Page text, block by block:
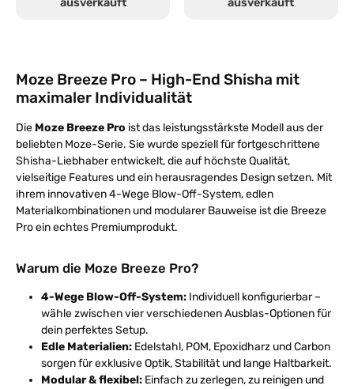
ausverkauft ausverkauft
Moze Breeze Pro – High-End Shisha mit
maximaler Individualität
Die Moze Breeze Pro ist das leistungsstärkste Modell aus der
beliebten Moze-Serie. Sie wurde speziell für fortgeschrittene
Shisha-Liebhaber entwickelt, die auf höchste Qualität,
vielseitige Features und ein herausragendes Design setzen. Mit
ihrem innovativen 4-Wege Blow-Off-System, edlen
Materialkombinationen und modularer Bauweise ist die Breeze
Pro ein echtes Premiumprodukt.
Warum die Moze Breeze Pro?
4-Wege Blow-Off-System: Individuell konfigurierbar –
wähle zwischen vier verschiedenen Ausblas-Optionen für
dein perfektes Setup.
Edle Materialien: Edelstahl, POM, Epoxidharz und Carbon
sorgen für exklusive Optik, Stabilität und lange Haltbarkeit.
Modular & flexibel: Einfach zu zerlegen, zu reinigen und